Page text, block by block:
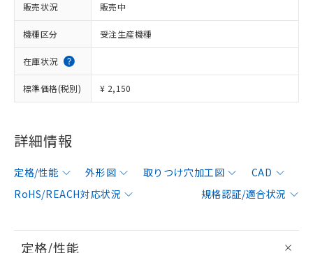
販売状況 販売中
機種区分 受注生産機種
在庫状況
標準価格(税別) ¥ 2,150
詳細情報
定格/性能 外形図 取りつけ穴加工図
CAD
RoHS/REACH対応状況
規格認証/適合状況
定格/性能